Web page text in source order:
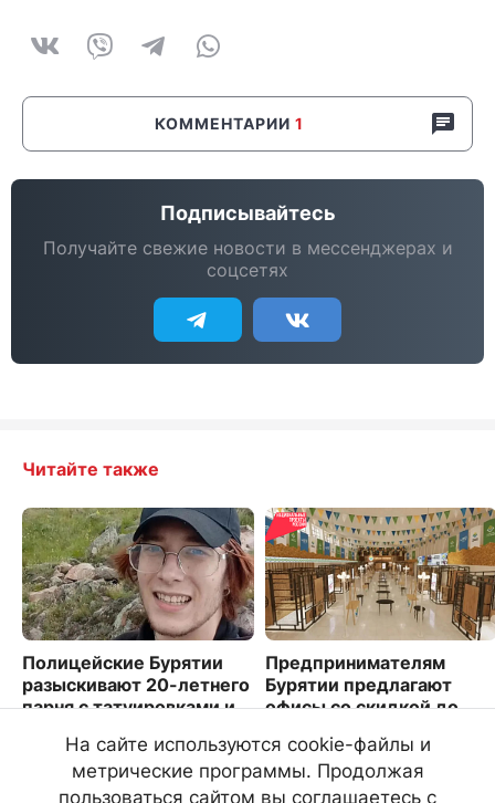
КОММЕНТАРИИ 1
Подписывайтесь
Получайте свежие новости в мессенджерах и
соцсетях
Читайте также
Полицейские Бурятии
разыскивают 20-летнего
парня с татуировками и
Предпринимателям
Бурятии предлагают
офисы со скидкой до
1675
На сайте используются cookie-файлы и
метрические программы. Продолжая
пользоваться сайтом вы соглашаетесь с